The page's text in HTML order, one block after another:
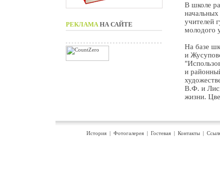
РЕКЛАМАНА САЙТЕ
В школе
начальных
учителей
молодого
На базе
и
и
В.Ф. и
жизни.
История | Фотогалерея | Гостевая | Контакты |